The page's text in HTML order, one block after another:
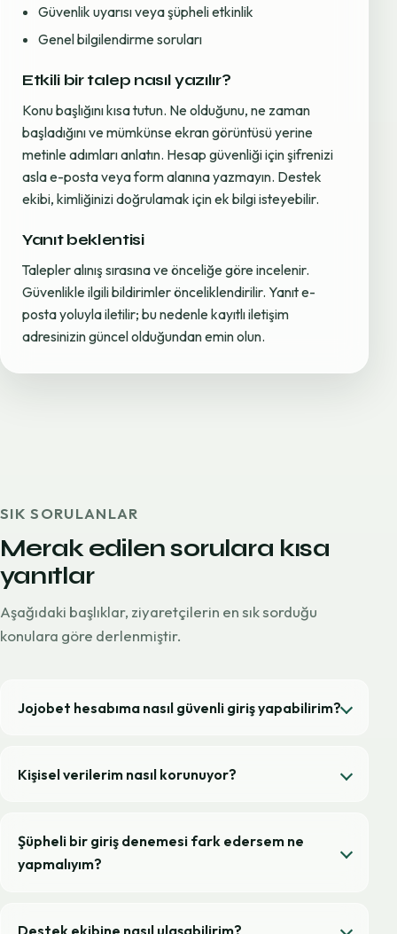
Güvenlik uyarısı veya şüpheli etkinlik
Genel bilgilendirme soruları
Etkili bir talep nasıl yazılır?
Konu başlığını kısa tutun. Ne olduğunu, ne zaman
başladığını ve mümkünse ekran görüntüsü yerine
metinle adımları anlatın. Hesap güvenliği için şifrenizi
asla e-posta veya form alanına yazmayın. Destek
ekibi, kimliğinizi doğrulamak için ek bilgi isteyebilir.
Yanıt beklentisi
Talepler alınış sırasına ve önceliğe göre incelenir.
Güvenlikle ilgili bildirimler önceliklendirilir. Yanıt e-
posta yoluyla iletilir; bu nedenle kayıtlı iletişim
adresinizin güncel olduğundan emin olun.
SIK SORULANLAR
Merak edilen sorulara kısa
yanıtlar
Aşağıdaki başlıklar, ziyaretçilerin en sık sorduğu
konulara göre derlenmiştir.
Jojobet hesabıma nasıl güvenli giriş yapabilirim?
Kişisel verilerim nasıl korunuyor?
Şüpheli bir giriş denemesi fark edersem ne
yapmalıyım?